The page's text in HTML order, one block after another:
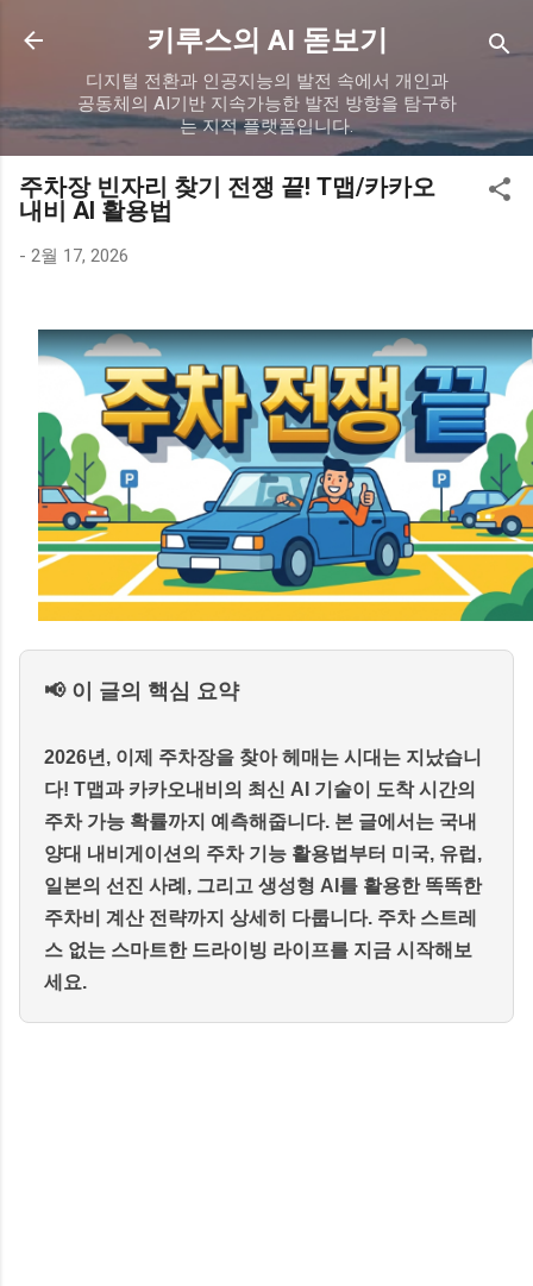
기본 콘텐츠로 건너뛰기
키루스의 AI 돋보기
디지털 전환과 인공지능의 발전 속에서 개인과
공동체의 AI기반 지속가능한 발전 방향을 탐구하
는 지적 플랫폼입니다.
주차장 빈자리 찾기 전쟁 끝! T맵/카카오
내비 AI 활용법
- 2월 17, 2026
📢 이 글의 핵심 요약
2026년, 이제 주차장을 찾아 헤매는 시대는 지났습니
다! T맵과 카카오내비의 최신 AI 기술이 도착 시간의
주차 가능 확률까지 예측해줍니다. 본 글에서는 국내
양대 내비게이션의 주차 기능 활용법부터 미국, 유럽,
일본의 선진 사례, 그리고 생성형 AI를 활용한 똑똑한
주차비 계산 전략까지 상세히 다룹니다. 주차 스트레
스 없는 스마트한 드라이빙 라이프를 지금 시작해보
세요.